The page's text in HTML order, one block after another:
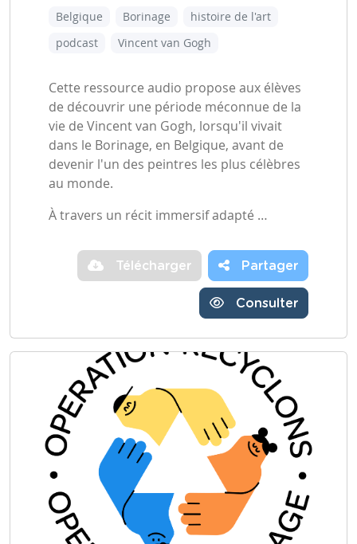
Belgique Borinage
histoire de l'art
podcast
Vincent van Gogh
Cette ressource audio propose aux élèves
de découvrir une période méconnue de la
vie de Vincent van Gogh, lorsqu'il vivait
dans le Borinage, en Belgique, avant de
devenir l'un des peintres les plus célèbres
au monde.
À travers un récit immersif adapté …
Télécharger Partager
Consulter